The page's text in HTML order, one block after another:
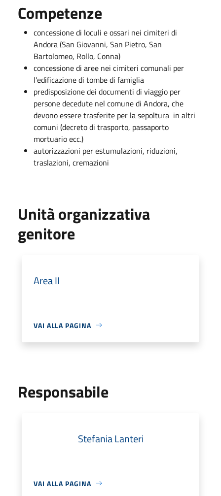
Competenze
concessione di loculi e ossari nei cimiteri di
Andora (San Giovanni, San Pietro, San
Bartolomeo, Rollo, Conna)
concessione di aree nei cimiteri comunali per
l'edificazione di tombe di famiglia
predisposizione dei documenti di viaggio per
persone decedute nel comune di Andora, che
devono essere trasferite per la sepoltura in altri
comuni (decreto di trasporto, passaporto
mortuario ecc.)
autorizzazioni per estumulazioni, riduzioni,
traslazioni, cremazioni
Unità organizzativa
genitore
Area II
VAI ALLA PAGINA
Responsabile
Stefania Lanteri
VAI ALLA PAGINA